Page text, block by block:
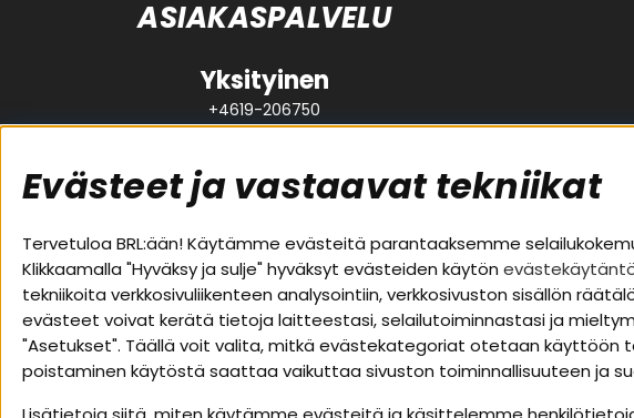
ASIAKASPALVELU
Yksityinen
+4619-206750
support@brl.se
Suositut sivut
Pakettiratkaisut
Autostereot
Kaiuttimet
Päätevahvistimet
Lisätarvikkeet
Asiakaspalvelu
Evästeet
Huolto- ja takuutiedot
Ostoehdot
Palautus
Evästeet ja vastaavat tekniikat
Tervetuloa BRL:ään! Käytämme evästeitä parantaaksemme
Klikkaamalla "Hyväksy ja sulje" hyväksyt evästeiden käytön
tekniikoita verkkosivuliikenteen analysointiin, verkkosivuston sisällön
evästeet voivat kerätä tietoja laitteestasi, selailutoiminnastasi ja
"Asetukset". Täällä voit valita, mitkä evästekategoriat otetaan
poistaminen käytöstä saattaa vaikuttaa sivuston toiminnallisuuteen ja